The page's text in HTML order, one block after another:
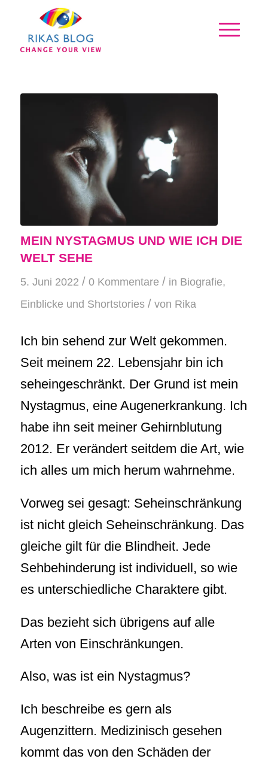
MEIN NYSTAGMUS UND WIE ICH DIE
WELT SEHE
5. Juni 2022 / 0 Kommentare / in Biografie,
Einblicke und Shortstories / von Rika
Ich bin sehend zur Welt gekommen.
Seit meinem 22. Lebensjahr bin ich
seheingeschränkt. Der Grund ist mein
Nystagmus, eine Augenerkrankung. Ich
habe ihn seit meiner Gehirnblutung
2012. Er verändert seitdem die Art, wie
ich alles um mich herum wahrnehme.
Vorweg sei gesagt: Seheinschränkung
ist nicht gleich Seheinschränkung. Das
gleiche gilt für die Blindheit. Jede
Sehbehinderung ist individuell, so wie
es unterschiedliche Charaktere gibt.
Das bezieht sich übrigens auf alle
Arten von Einschränkungen.
Also, was ist ein Nystagmus?
Ich beschreibe es gern als
Augenzittern. Medizinisch gesehen
kommt das von den Schäden der